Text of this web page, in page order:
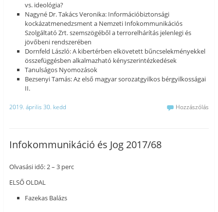
vs. ideológia?
Nagyné Dr. Takács Veronika: Információbiztonsági
kockázatmenedzsment a Nemzeti Infokommunikációs
Szolgáltató Zrt. szemszögéből a terrorelhárítás jelenlegi és
jövőbeni rendszerében
Dornfeld László: A kibertérben elkövetett bűncselekményekkel
összefüggésben alkalmazható kényszerintézkedések
Tanulságos Nyomozások
Bezsenyi Tamás: Az első magyar sorozatgyilkos bérgyilkosságai
II.
2019. április 30. kedd Hozzászólás
Infokommunikáció és Jog 2017/68
Olvasási idő: 2 – 3 perc
ELSŐ OLDAL
Fazekas Balázs